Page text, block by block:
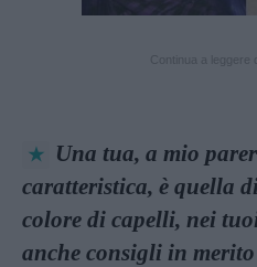
Una tua, a mio
caratteristica, è quella
colore di capelli, nei
anche consigli in